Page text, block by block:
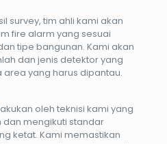
survey, tim ahli kami akan
fire alarm yang sesuai
tipe bangunan. Kami akan
dan jenis detektor yang
area yang harus dipantau.
oleh teknisi kami yang
mengikuti standar
ketat. Kami memastikan